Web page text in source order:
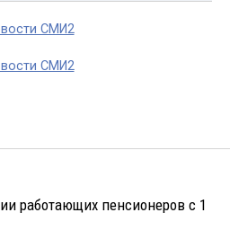
СМИ2
СМИ2
работающих пенсионеров с 1